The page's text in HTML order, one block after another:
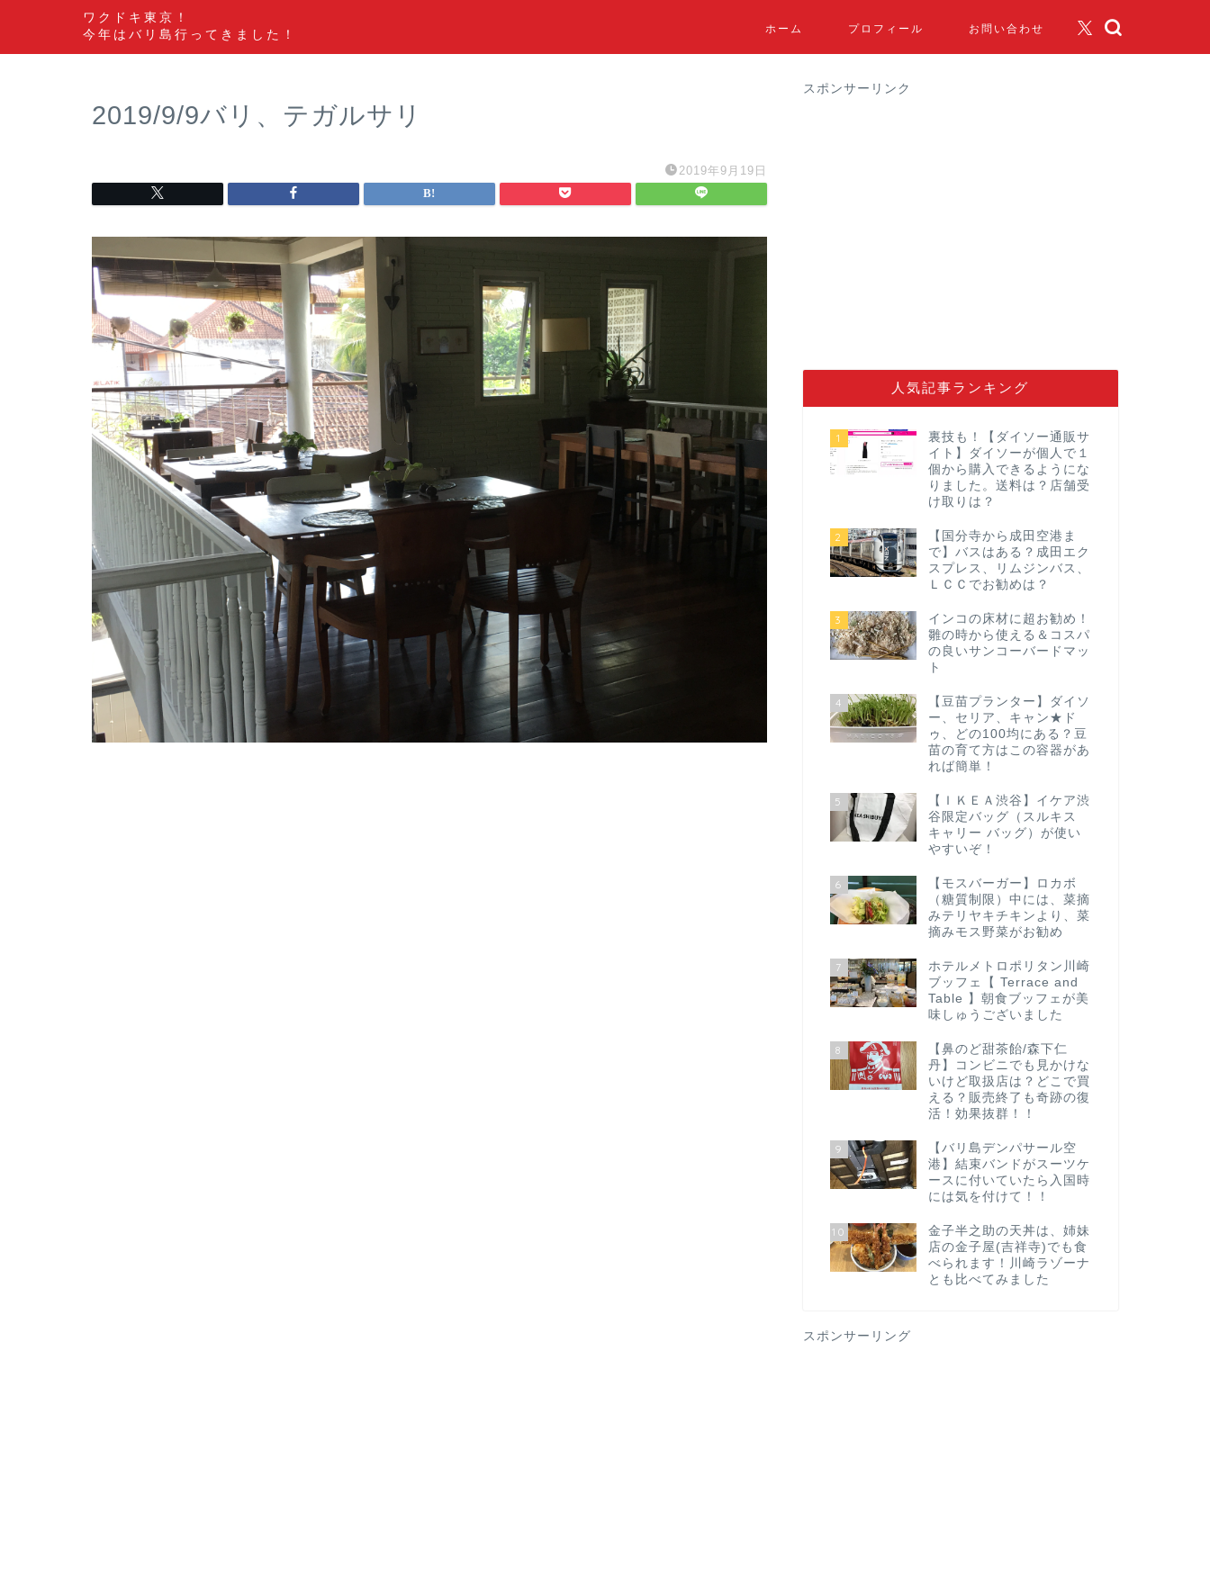
ワクドキ東京！
今年はバリ島行ってきました！
ホーム プロフィール お問い合わせ
2019/9/9バリ、テガルサリ
2019年9月19日
スポンサーリンク
人気記事ランキング
1
裏技も！【ダイソー通販サ
イト】ダイソーが個人で１
個から購入できるようにな
りました。送料は？店舗受
け取りは？
2
【国分寺から成田空港ま
で】バスはある？成田エク
スプレス、リムジンバス、
ＬＣＣでお勧めは？
3
インコの床材に超お勧め！
雛の時から使える＆コスパ
の良いサンコーバードマッ
ト
4
【豆苗プランター】ダイソ
ー、セリア、キャン★ド
ゥ、どの100均にある？豆
苗の育て方はこの容器があ
れば簡単！
5
【ＩＫＥＡ渋谷】イケア渋
谷限定バッグ（スルキス
キャリー バッグ）が使い
やすいぞ！
6
【モスバーガー】ロカボ
（糖質制限）中には、菜摘
みテリヤキチキンより、菜
摘みモス野菜がお勧め
7
ホテルメトロポリタン川崎
ブッフェ【 Terrace and
Table 】朝食ブッフェが美
味しゅうございました
8
【鼻のど甜茶飴/森下仁
丹】コンビニでも見かけな
いけど取扱店は？どこで買
える？販売終了も奇跡の復
活！効果抜群！！
9
【バリ島デンパサール空
港】結束バンドがスーツケ
ースに付いていたら入国時
には気を付けて！！
10
金子半之助の天丼は、姉妹
店の金子屋(吉祥寺)でも食
べられます！川崎ラゾーナ
とも比べてみました
スポンサーリング